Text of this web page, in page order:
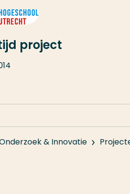
project
& Innovatie